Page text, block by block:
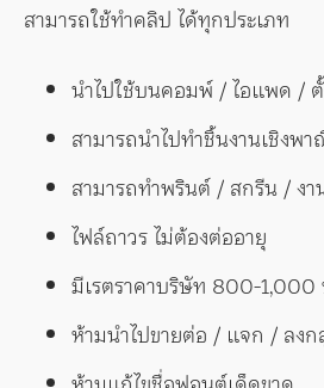
สามารถใช้ทำคลิป ได้ทุกประเภท
นำไปใช้บนคอมพ์ / ไอแพด /
สามารถนำไปทำชิ้นงานเชิงพ
สามารถทำพรินต์ / สกรีน / งา
ไฟล์ถาวร ไม่ต้องต่ออายุ
มีเรตราคาบริษัท 800-1,000
ห้ามนำไปขายต่อ / แจก / ลงก